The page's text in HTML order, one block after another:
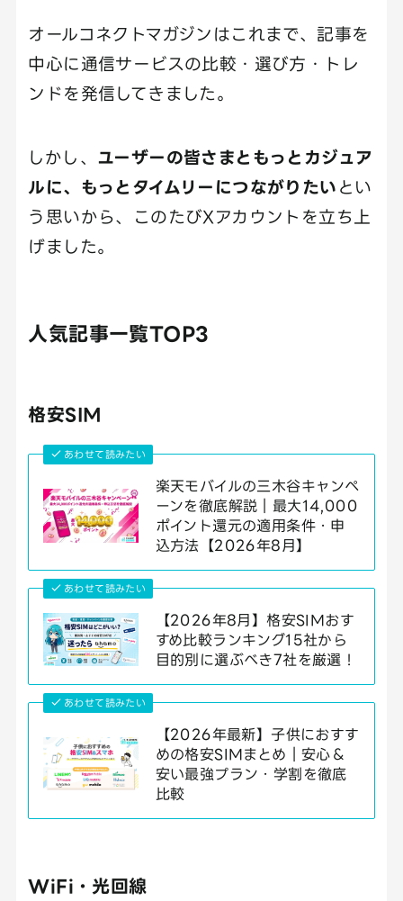
オールコネクトマガジンはこれまで、記事を
中心に通信サービスの比較・選び方・トレ
ンドを発信してきました。
しかし、 ユーザーの皆さまともっとカジュア
ルに、もっとタイムリーにつながりたい とい
う思いから、このたびXアカウントを立ち上
げました。
人気記事一覧TOP3
格安SIM
あわせて読みたい
楽天モバイルの三木谷キャンペ
ーンを徹底解説｜最大14,000
ポイント還元の適用条件・申
込方法【2026年8月】
あわせて読みたい
【2026年8月】格安SIMおす
すめ比較ランキング15社から
目的別に選ぶべき7社を厳選！
あわせて読みたい
【2026年最新】子供におすす
めの格安SIMまとめ｜安心＆
安い最強プラン・学割を徹底
比較
WiFi・光回線